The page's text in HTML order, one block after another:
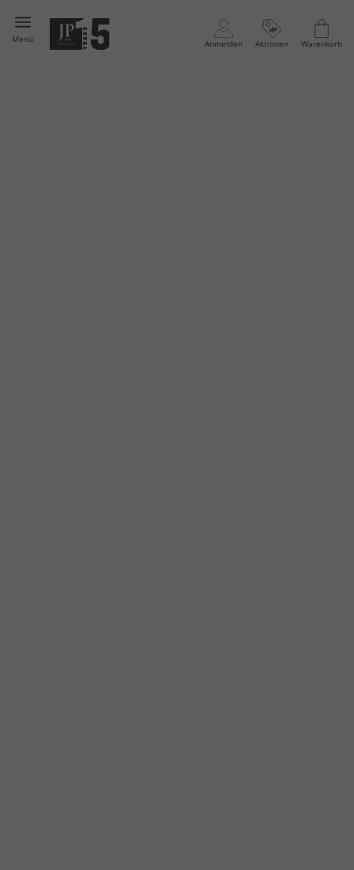
Menü Anmelden Aktionen Warenkorb